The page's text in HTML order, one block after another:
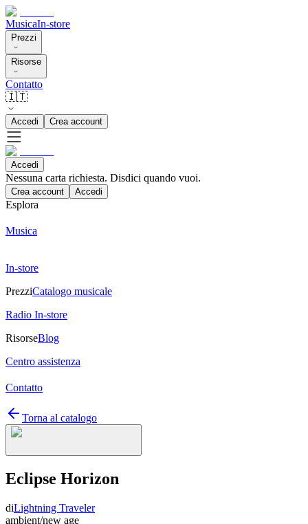
MusicaIn-store
Prezzi
Risorse
Contatto
🇮🇹
Accedi Crea account
Accedi
Nessuna carta richiesta. Disdici quando vuoi.
Crea account Accedi
Esplora
Musica
In-store
PrezziCatalogo musicale
Radio In-store
RisorseBlog
Centro assistenza
Contatto
Torna al catalogo
Eclipse Horizon
diLightning Traveler
ambient/new age